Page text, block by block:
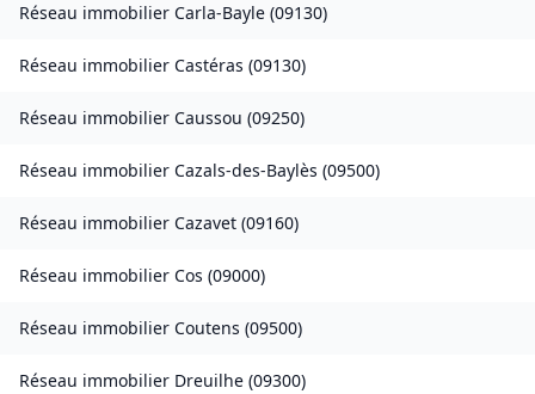
Réseau immobilier Carla-Bayle (09130)
Réseau immobilier Castéras (09130)
Réseau immobilier Caussou (09250)
Réseau immobilier Cazals-des-Baylès (09500)
Réseau immobilier Cazavet (09160)
Réseau immobilier Cos (09000)
Réseau immobilier Coutens (09500)
Réseau immobilier Dreuilhe (09300)